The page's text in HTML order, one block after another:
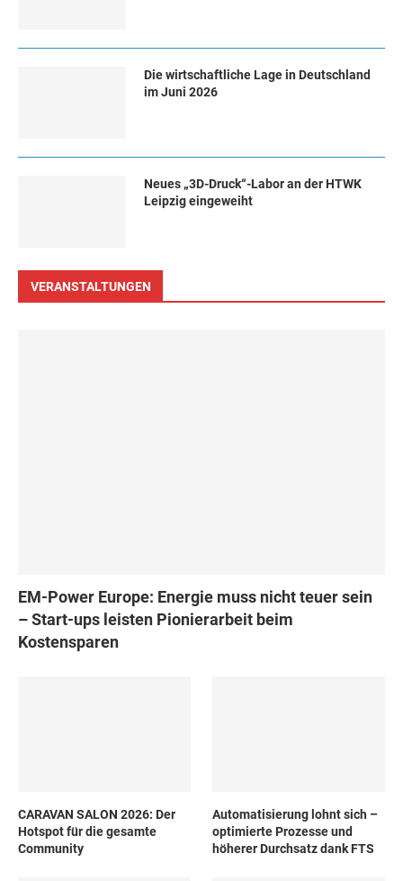
Die wirtschaftliche Lage in Deutschland
im Juni 2026
Neues „3D-Druck“-Labor an der HTWK
Leipzig eingeweiht
VERANSTALTUNGEN
EM-Power Europe: Energie muss nicht teuer sein
– Start-ups leisten Pionierarbeit beim
Kostensparen
CARAVAN SALON 2026: Der
Hotspot für die gesamte
Community
Automatisierung lohnt sich –
optimierte Prozesse und
höherer Durchsatz dank FTS